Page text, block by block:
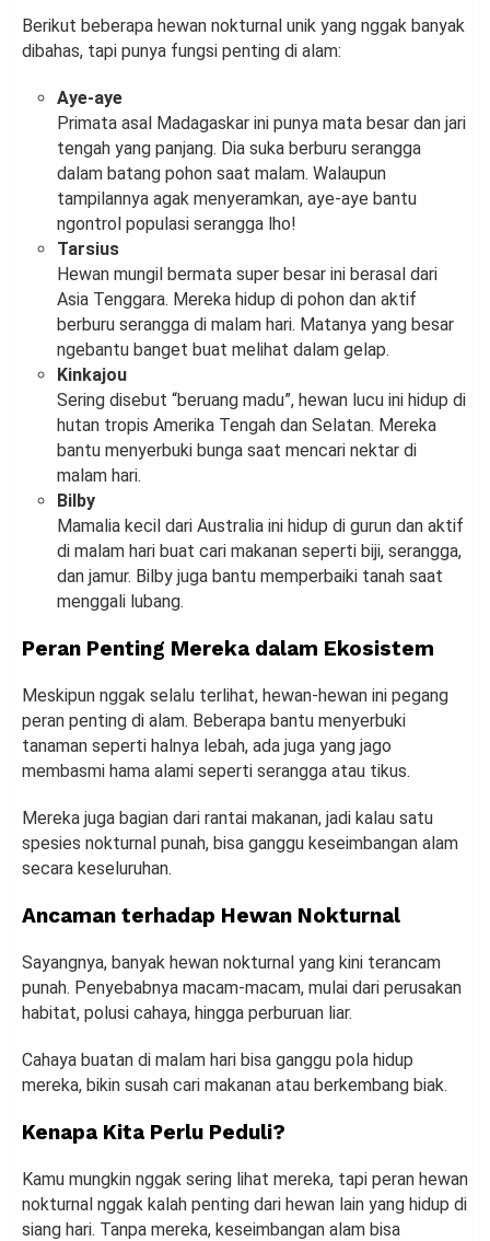
Berikut beberapa hewan nokturnal unik yang nggak banyak
dibahas, tapi punya fungsi penting di alam:
Aye-aye
Primata asal Madagaskar ini punya mata besar dan jari
tengah yang panjang. Dia suka berburu serangga
dalam batang pohon saat malam. Walaupun
tampilannya agak menyeramkan, aye-aye bantu
ngontrol populasi serangga lho!
Tarsius
Hewan mungil bermata super besar ini berasal dari
Asia Tenggara. Mereka hidup di pohon dan aktif
berburu serangga di malam hari. Matanya yang besar
ngebantu banget buat melihat dalam gelap.
Kinkajou
Sering disebut “beruang madu”, hewan lucu ini hidup di
hutan tropis Amerika Tengah dan Selatan. Mereka
bantu menyerbuki bunga saat mencari nektar di
malam hari.
Bilby
Mamalia kecil dari Australia ini hidup di gurun dan aktif
di malam hari buat cari makanan seperti biji, serangga,
dan jamur. Bilby juga bantu memperbaiki tanah saat
menggali lubang.
Peran Penting Mereka dalam Ekosistem
Meskipun nggak selalu terlihat, hewan-hewan ini pegang
peran penting di alam. Beberapa bantu menyerbuki
tanaman seperti halnya lebah, ada juga yang jago
membasmi hama alami seperti serangga atau tikus.
Mereka juga bagian dari rantai makanan, jadi kalau satu
spesies nokturnal punah, bisa ganggu keseimbangan alam
secara keseluruhan.
Ancaman terhadap Hewan Nokturnal
Sayangnya, banyak hewan nokturnal yang kini terancam
punah. Penyebabnya macam-macam, mulai dari perusakan
habitat, polusi cahaya, hingga perburuan liar.
Cahaya buatan di malam hari bisa ganggu pola hidup
mereka, bikin susah cari makanan atau berkembang biak.
Kenapa Kita Perlu Peduli?
Kamu mungkin nggak sering lihat mereka, tapi peran hewan
nokturnal nggak kalah penting dari hewan lain yang hidup di
siang hari. Tanpa mereka, keseimbangan alam bisa